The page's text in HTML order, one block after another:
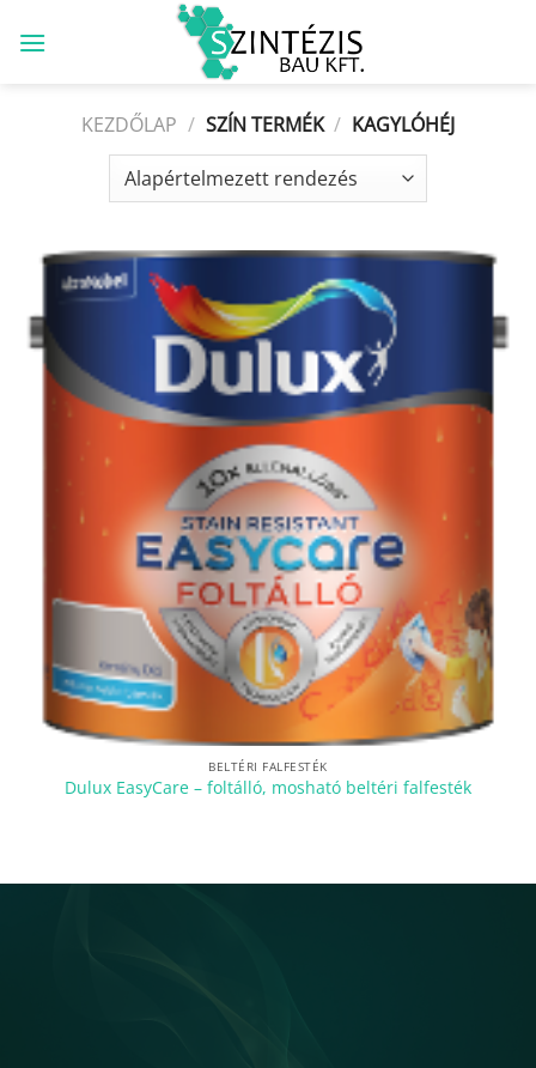
KEZDŐLAP / SZÍN TERMÉK / KAGYLÓHÉJ
BELTÉRI FALFESTÉK
Dulux EasyCare – foltálló, mosható beltéri falfesték